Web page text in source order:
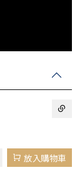
放入購物車